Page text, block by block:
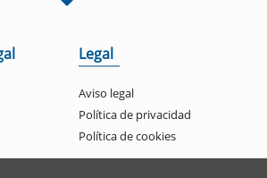
Legal
Aviso legal
Política de privacidad
Política de cookies